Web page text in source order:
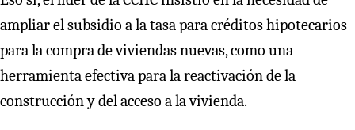
ampliar el subsidio a la tasa para créditos hipotecarios
para la compra de viviendas nuevas, como una
herramienta efectiva para la reactivación de la
construcción y del acceso a la vivienda.